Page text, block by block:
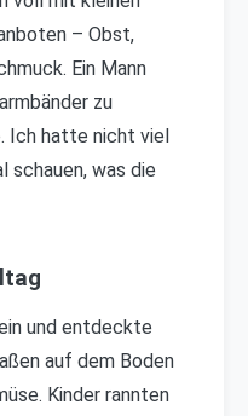
– Obst,
Ein Mann
zu
Ich hatte nicht viel
schauen, was die
und entdeckte
auf dem Boden
Kinder rannten